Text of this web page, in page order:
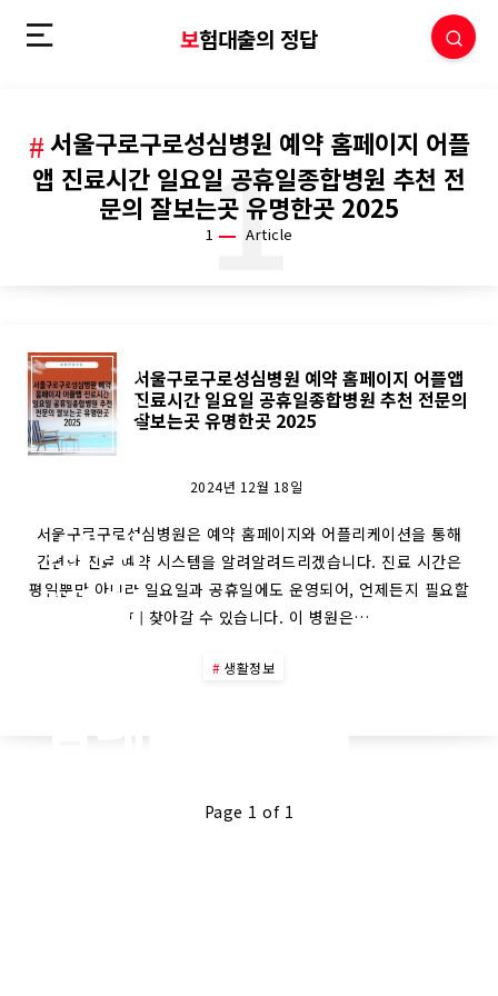
보험대출의 정답
서울구로구로성심병원 예약 홈페이지 어플
앱 진료시간 일요일 공휴일종합병원 추천 전
문의 잘보는곳 유명한곳 2025
1 Article
1
서울
구로
성심
병원
서울구로구로성심병원 예약 홈페이지 어플앱
진료시간 일요일 공휴일종합병원 추천 전문의
잘보는곳 유명한곳 2025
2024년 12월 18일
서울구로구로성심병원은 예약 홈페이지와 어플리케이션을 통해
간편한 진료 예약 시스템을 알려알려드리겠습니다. 진료 시간은
평일뿐만 아니라 일요일과 공휴일에도 운영되어, 언제든지 필요할
때 찾아갈 수 있습니다. 이 병원은…
생활정보
Page 1 of 1